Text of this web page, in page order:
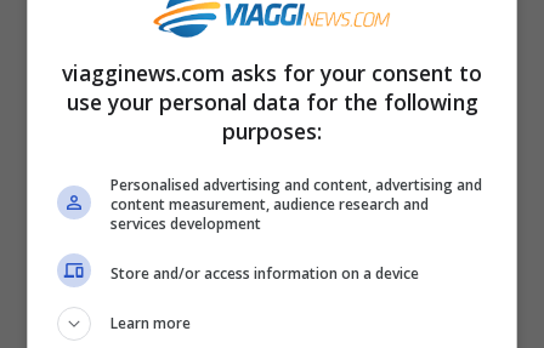
Parco Marconi, location
Parco Tevere Marconirappresenta la
grazie ai recenti interventi di bonifica e
Lazio. Qui i visitatori saranno accolti da un
ambiente rigenerato dove potranno
viagginews.com asks for your consent to
use your personal data for the following
purposes:
Personalised advertising and content, advertising and
content measurement, audience research and
services development
Store and/or access information on a device
Learn more